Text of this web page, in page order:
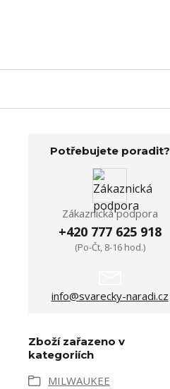
Potřebujete poradit?
Zákaznická podpora
+420 777 625 918
(Po-Čt, 8-16 hod.)
info@svarecky-naradi.cz
Zboží zařazeno v
kategoriích
MILWAUKEE